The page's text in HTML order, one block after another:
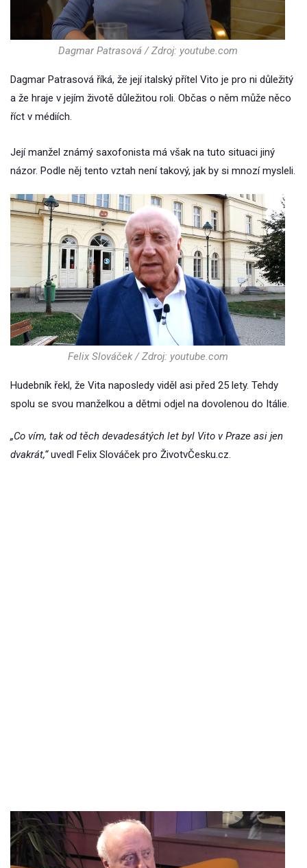
Dagmar Patrasová / Zdroj: youtube.com
Dagmar Patrasová říká, že její italský přítel Vito je pro ni důležitý
a že hraje v jejím životě důležitou roli. Občas o něm může něco
říct v médiích.
Její manžel známý saxofonista má však na tuto situaci jiný
názor. Podle něj tento vztah není takový, jak by si mnozí mysleli.
Felix Slováček / Zdroj: youtube.com
Hudebník řekl, že Vita naposledy viděl asi před 25 lety. Tehdy
spolu se svou manželkou a dětmi odjel na dovolenou do Itálie.
„Co vím, tak od těch devadesátých let byl Vito v Praze asi jen
dvakrát,“uvedl Felix Slováček pro ŽivotvČesku.cz.